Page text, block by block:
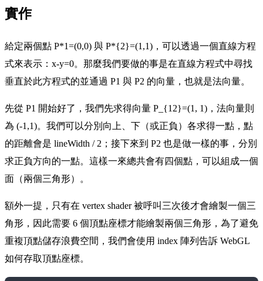
實作
給定兩個點 P*1=(0,0) 與 P*{2}=(1,1) ，可以透過一個直線方程
式來表示： x-y=0。那麼我們要做的事是在直線方程式中尋找
垂直於此方程式的並通過 P1 與 P2 的向量，也就是法向量。
先從 P1 開始好了，我們先求得向量 P_{12}=(1, 1) ，法向量則
為 (-1,1)。我們可以分別向上、下（或正負）各求得一點，點
的距離會是 lineWidth / 2；接下來到 P2 也是做一樣的事，分別
求正負方向的一點。這樣一來總共會有四個點，可以組成一個
面（兩個三角形）。
額外一提，只有在 vertex shader 被呼叫三次後才會繪製一個三
角形，因此需要 6 個頂點座標才能繪製兩個三角形，為了避免
重複頂點儲存浪費空間，我們會使用 index 陣列告訴 WebGL
如何存取頂點座標。